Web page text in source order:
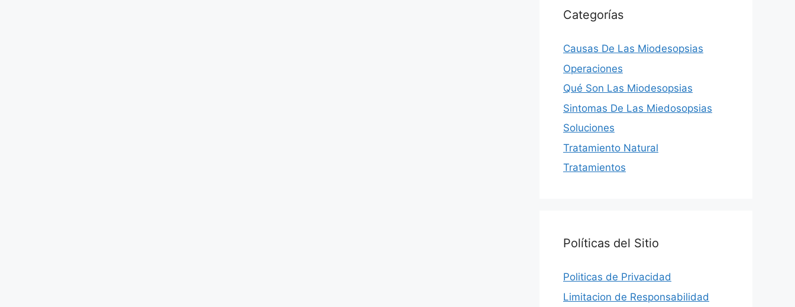
Categorías
Causas De Las Miodesopsias
Operaciones
Qué Son Las Miodesopsias
Sintomas De Las Miedosopsias
Soluciones
Tratamiento Natural
Tratamientos
Políticas del Sitio
Politicas de Privacidad
Limitacion de Responsabilidad